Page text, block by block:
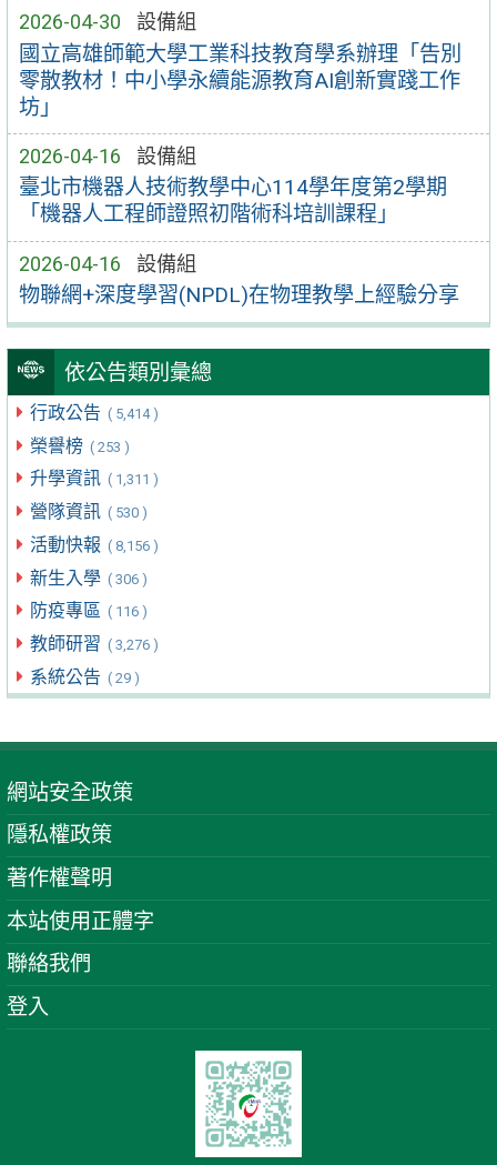
2026-04-30 設備組
國立高雄師範大學工業科技教育學系辦理「告別
零散教材！中小學永續能源教育AI創新實踐工作
坊」
2026-04-16 設備組
臺北市機器人技術教學中心114學年度第2學期
「機器人工程師證照初階術科培訓課程」
2026-04-16 設備組
物聯網+深度學習(NPDL)在物理教學上經驗分享
依公告類別彙總
行政公告 ( 5,414 )
榮譽榜 ( 253 )
升學資訊 ( 1,311 )
營隊資訊 ( 530 )
活動快報 ( 8,156 )
新生入學 ( 306 )
防疫專區 ( 116 )
教師研習 ( 3,276 )
系統公告 ( 29 )
網站安全政策
隱私權政策
著作權聲明
本站使用正體字
聯絡我們
登入